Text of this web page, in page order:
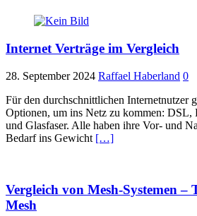
Internet Verträge im Vergleich
28. September 2024 Raffael Haberland 0
Für den durchschnittlichen Internetnutzer
Optionen, um ins Netz zu kommen:
und Glasfaser. Alle haben ihre Vor- und
Bedarf ins Gewicht […]
Vergleich von Mesh-Systemen
Mesh